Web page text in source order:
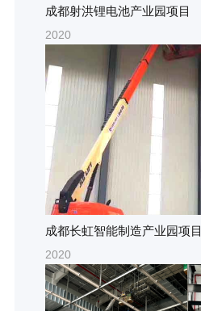
成都射洪锂电池产业园项目
2020
成都长虹智能制造产业园项目
2020